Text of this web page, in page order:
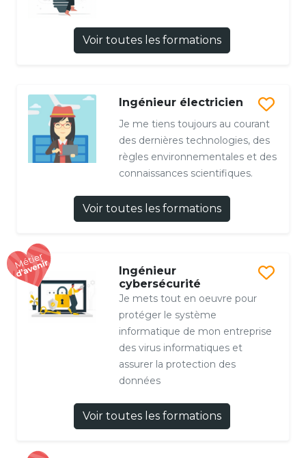
Voir toutes les formations
Ingénieur électricien
Je me tiens toujours au courant
des dernières technologies, des
règles environnementales et des
connaissances scientifiques.
Voir toutes les formations
Ingénieur
cybersécurité
Je mets tout en oeuvre pour
protéger le système
informatique de mon entreprise
des virus informatiques et
assurer la protection des
données
Voir toutes les formations